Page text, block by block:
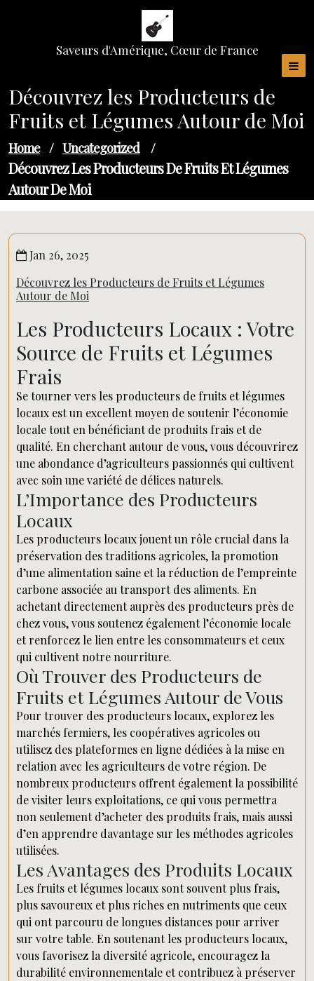
Saveurs d'Amérique, Cœur de France
Découvrez les Producteurs de
Fruits et Légumes Autour de Moi
Home / Uncategorized /
Découvrez Les Producteurs De Fruits Et Légumes
Autour De Moi
Jan 26, 2025
Découvrez les Producteurs de Fruits et Légumes
Autour de Moi
Les Producteurs Locaux : Votre
Source de Fruits et Légumes
Frais
Se tourner vers les producteurs de fruits et légumes
locaux est un excellent moyen de soutenir l’économie
locale tout en bénéficiant de produits frais et de
qualité. En cherchant autour de vous, vous découvrirez
une abondance d’agriculteurs passionnés qui cultivent
avec soin une variété de délices naturels.
L’Importance des Producteurs
Locaux
Les producteurs locaux jouent un rôle crucial dans la
préservation des traditions agricoles, la promotion
d’une alimentation saine et la réduction de l’empreinte
carbone associée au transport des aliments. En
achetant directement auprès des producteurs près de
chez vous, vous soutenez également l’économie locale
et renforcez le lien entre les consommateurs et ceux
qui cultivent notre nourriture.
Où Trouver des Producteurs de
Fruits et Légumes Autour de Vous
Pour trouver des producteurs locaux, explorez les
marchés fermiers, les coopératives agricoles ou
utilisez des plateformes en ligne dédiées à la mise en
relation avec les agriculteurs de votre région. De
nombreux producteurs offrent également la possibilité
de visiter leurs exploitations, ce qui vous permettra
non seulement d’acheter des produits frais, mais aussi
d’en apprendre davantage sur les méthodes agricoles
utilisées.
Les Avantages des Produits Locaux
Les fruits et légumes locaux sont souvent plus frais,
plus savoureux et plus riches en nutriments que ceux
qui ont parcouru de longues distances pour arriver
sur votre table. En soutenant les producteurs locaux,
vous favorisez la diversité agricole, encouragez la
durabilité environnementale et contribuez à préserver